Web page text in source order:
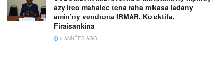
azy ireo mahaleo tena raha mikasa iadany
amin’ny vondrona IRMAR, Kolektifa,
Firaisankina
2 ANNÉES AGO